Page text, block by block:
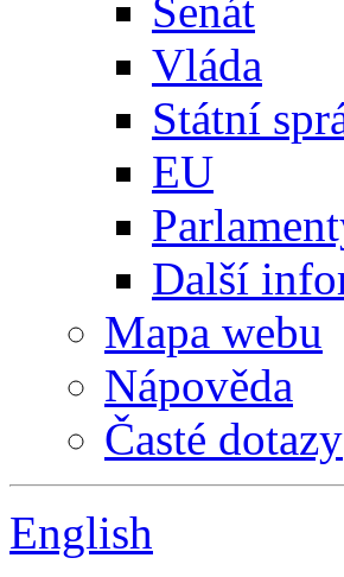
Senát
Vláda
Státní
EU
Další
Mapa webu
Nápověda
Časté dotazy
English